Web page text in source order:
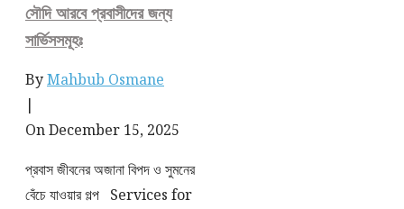
সৌদি আরবে প্রবাসীদের জন্য
সার্ভিসসমূহঃ
ByMahbub Osmane
|
On December 15, 2025
প্রবাস জীবনের অজানা বিপদ ও সুমনের
বেঁচে যাওয়ার গল্প Services for